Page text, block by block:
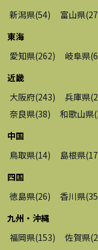
新潟県(54) 富山県(27
東海
愛知県(262) 岐阜県(
近畿
大阪府(243) 兵庫県(
奈良県(38) 和歌山県(
中国
鳥取県(14) 島根県(17
四国
徳島県(26) 香川県(35
九州・沖縄
福岡県(153) 佐賀県(